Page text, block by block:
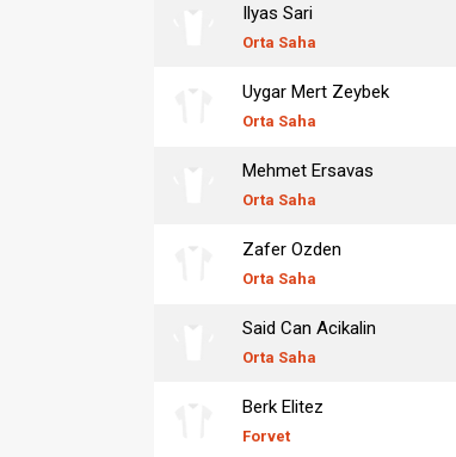
Ilyas Sari
Orta Saha
Uygar Mert Zeybek
Orta Saha
Mehmet Ersavas
Orta Saha
Zafer Ozden
Orta Saha
Said Can Acikalin
Orta Saha
Berk Elitez
Forvet